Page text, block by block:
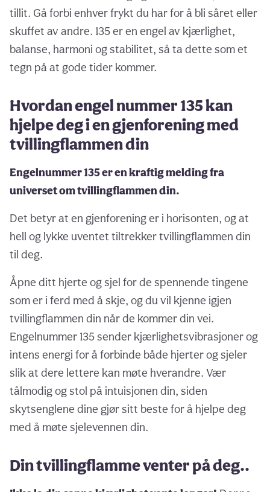
tillit. Gå forbi enhver frykt du har for å bli såret eller
skuffet av andre. 135 er en engel av kjærlighet,
balanse, harmoni og stabilitet, så ta dette som et
tegn på at gode tider kommer.
Hvordan engel nummer 135 kan
hjelpe deg i en gjenforening med
tvillingflammen din
Engelnummer 135 er en kraftig melding fra
universet om tvillingflammen din.
Det betyr at en gjenforening er i horisonten, og at
hell og lykke uventet tiltrekker tvillingflammen din
til deg.
Åpne ditt hjerte og sjel for de spennende tingene
som er i ferd med å skje, og du vil kjenne igjen
tvillingflammen din når de kommer din vei.
Engelnummer 135 sender kjærlighetsvibrasjoner og
intens energi for å forbinde både hjerter og sjeler
slik at dere lettere kan møte hverandre. Vær
tålmodig og stol på intuisjonen din, siden
skytsenglene dine gjør sitt beste for å hjelpe deg
med å møte sjelevennen din.
Din tvillingflamme venter på deg..